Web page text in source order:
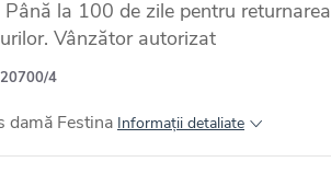
Până la 100 de zile pentru returnarea
Vânzător autorizat
20700/4
damă Festina Informaţii detaliate